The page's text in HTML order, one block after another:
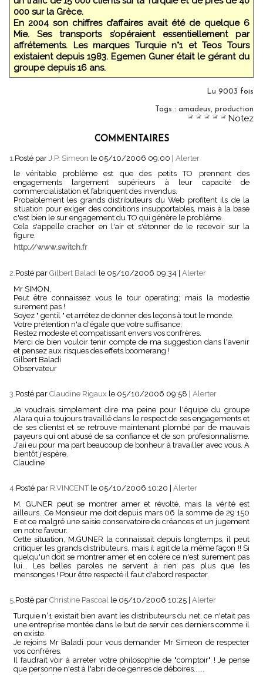
000 sur la Grèce.
En 2004 son chiffres d’affaires avait été de quelque 6
Mie. Ses transports s’opéraient essentiellement par
affrétements. Les marques Turquie n°1 et Teos Tours
existaient depuis 1983. Egemen Guner était le gérant du
groupe depuis 16 ans.
Lu 9003 fois
Tags : amadeus, production
Notez
COMMENTAIRES
1. Posté par J.P. Simeon le 05/10/2006 09:00 | Alerter
le véritable problème est que des petits TO prennent des
engagements largement supérieurs à leur capacité de
commercialistation et fabriquent des invendus.
Probablement les grands distributeurs du Web profitent ils de la
situation pour exiger des conditions insupportables, mais à la base
c'est bien le sur engagement du TO qui génère le problème.
Cela s'appelle cracher en l'air et s'étonner de le recevoir sur la
figure.
http://www.switch.fr
2. Posté par Gilbert Baladi le 05/10/2006 09:34
Alerter
Mr SIMON,
Peut être connaissez vous le tour operating; mais la modestie
surement pas !
Soyez " gentil " et arrétez de donner des leçons à tout le monde.
Votre prétention n'a d'égale que votre suffisance;
Restez modeste et compatissant envers vos confrères.
Merci de bien vouloir tenir compte de ma suggestion dans l'avenir
et pensez aux risques des effets boomerang !
Gilbert Baladi
Observateur
3.Posté par Claudine Rigaux le 05/10/2006 09:58
Alerter
Je voudrais simplement dire ma peine pour l'équipe du groupe
Alara qui a toujours travaillé dans le respect de ses engagements et
de ses clientst et se retrouve maintenant plombé par de mauvais
payeurs qui ont abusé de sa confiance et de son profesionnalisme.
J'aii eu pour ma part beaucoup de bonheur à travailler avec vous. A
bientôt j'espère.
Claudine
4.Posté par R.VINCENT le 05/10/2006 10:20
Alerter
M. GUNER peut se montrer amer et révolté, mais la vérité est
ailleurs...Ce Monsieur me doit depuis mars 06 la somme de 29 150
E et ce malgré une saisie conservatoire de créances et un jugement
en notre faveur.
Cette situation, M.GUNER la connaissait depuis longtemps, il peut
critiquer les grands distributeurs, mais il agit de la même façon !! Si
quelqu'un doit se montrer amer et en colère ce n'est surement pas
lui... Les belles paroles ne servent à rien pas plus que les
mensonges ! Pour être respecté il faut d'abord respecter.
5.Posté par Christine Pascoal le 05/10/2006 10:25 Alerter
Turquie n°1 existait bien avant les distributeurs du net, ce n'etait pas
une entreprise montée dans le but de servir ces derniers comme il
en existe.
Je rejoins Mr Baladi pour vous demander Mr Simeon de respecter
vos confrères.
Il faudrait voir à arreter votre philosophie de "comptoir" ! Je pense
que personne n'est à l'abri de ce genres de déboires......